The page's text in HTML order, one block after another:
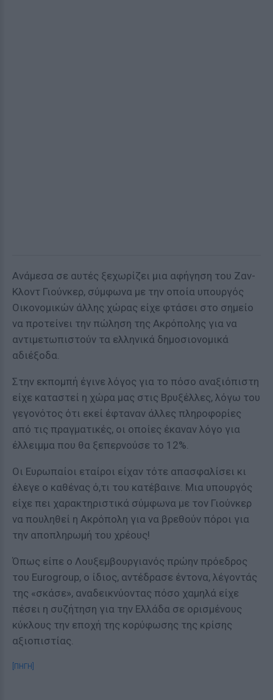
Ανάμεσα σε αυτές ξεχωρίζει μια αφήγηση του Ζαν-
Κλοντ Γιούνκερ, σύμφωνα με την οποία υπουργός
Οικονομικών άλλης χώρας είχε φτάσει στο σημείο
να προτείνει την πώληση της Ακρόπολης για να
αντιμετωπιστούν τα ελληνικά δημοσιονομικά
αδιέξοδα.
Στην εκπομπή έγινε λόγος για το πόσο αναξιόπιστη
είχε καταστεί η χώρα μας στις Βρυξέλλες, λόγω του
γεγονότος ότι εκεί έφταναν άλλες πληροφορίες
από τις πραγματικές, οι οποίες έκαναν λόγο για
έλλειμμα που θα ξεπερνούσε το 12%.
Οι Ευρωπαίοι εταίροι είχαν τότε απασφαλίσει κι
έλεγε ο καθένας ό,τι του κατέβαινε. Μια υπουργός
είχε πει χαρακτηριστικά σύμφωνα με τον Γιούνκερ
να πουληθεί η Ακρόπολη για να βρεθούν πόροι για
την αποπληρωμή του χρέους!
Όπως είπε ο Λουξεμβουργιανός πρώην πρόεδρος
του Eurogroup, ο ίδιος, αντέδρασε έντονα, λέγοντάς
της «σκάσε», αναδεικνύοντας πόσο χαμηλά είχε
πέσει η συζήτηση για την Ελλάδα σε ορισμένους
κύκλους την εποχή της κορύφωσης της κρίσης
αξιοπιστίας.
[ΠΗΓΗ]